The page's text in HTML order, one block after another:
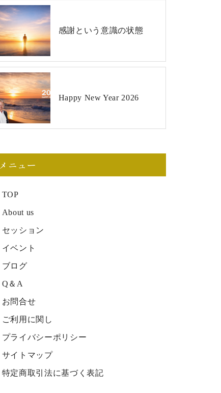
感謝という意識の状態
Happy New Year 2026
メニュー
TOP
About us
セッション
イベント
ブログ
Q＆A
お問合せ
ご利用に関し
プライバシーポリシー
サイトマップ
特定商取引法に基づく表記